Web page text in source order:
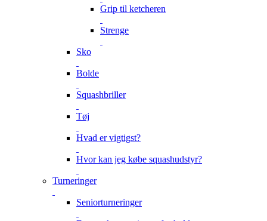
Grip til ketcheren
Strenge
Sko
Bolde
Squashbriller
Tøj
Hvad er vigtigst?
Hvor kan jeg købe squashudstyr?
Turneringer
Seniorturneringer